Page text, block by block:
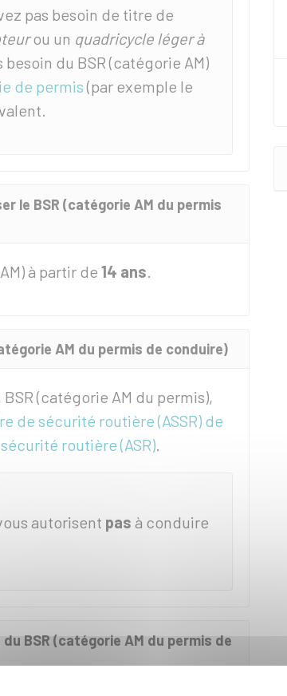
pas besoin de titre de
ou un quadricycle léger à
du BSR (catégorie AM)
de permis(par exemple le
le BSR (catégorie AM du permis
à partir de 14 ans.
AM du permis de conduire)
BSR(catégorie AM du permis),
de sécurité routière (ASSR) de
routière (ASR).
autorisent pas à conduire
BSR (catégorie AM du permis de